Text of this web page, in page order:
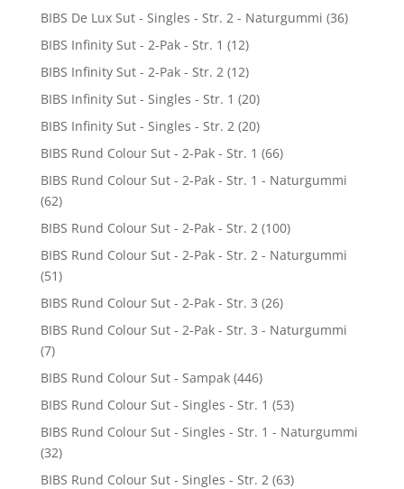
BIBS De Lux Sut - Singles - Str. 2 - Naturgummi (36)
BIBS Infinity Sut - 2-Pak - Str. 1 (12)
BIBS Infinity Sut - 2-Pak - Str. 2 (12)
BIBS Infinity Sut - Singles - Str. 1 (20)
BIBS Infinity Sut - Singles - Str. 2 (20)
BIBS Rund Colour Sut - 2-Pak - Str. 1 (66)
BIBS Rund Colour Sut - 2-Pak - Str. 1 - Naturgummi
(62)
BIBS Rund Colour Sut - 2-Pak - Str. 2 (100)
BIBS Rund Colour Sut - 2-Pak - Str. 2 - Naturgummi
(51)
BIBS Rund Colour Sut - 2-Pak - Str. 3 (26)
BIBS Rund Colour Sut - 2-Pak - Str. 3 - Naturgummi
(7)
BIBS Rund Colour Sut - Sampak (446)
BIBS Rund Colour Sut - Singles - Str. 1 (53)
BIBS Rund Colour Sut - Singles - Str. 1 - Naturgummi
(32)
BIBS Rund Colour Sut - Singles - Str. 2 (63)